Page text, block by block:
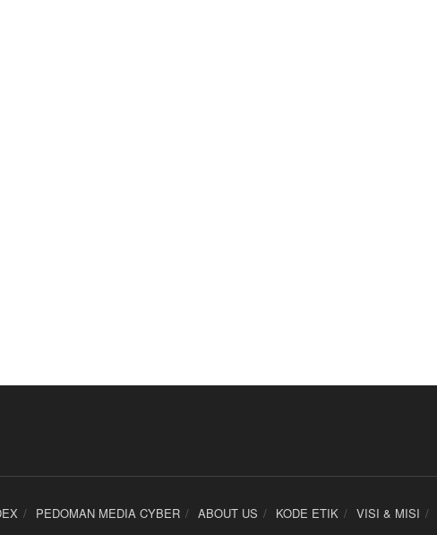
PEDOMAN MEDIA CYBER ABOUT US KODE ETIK VISI & MISI